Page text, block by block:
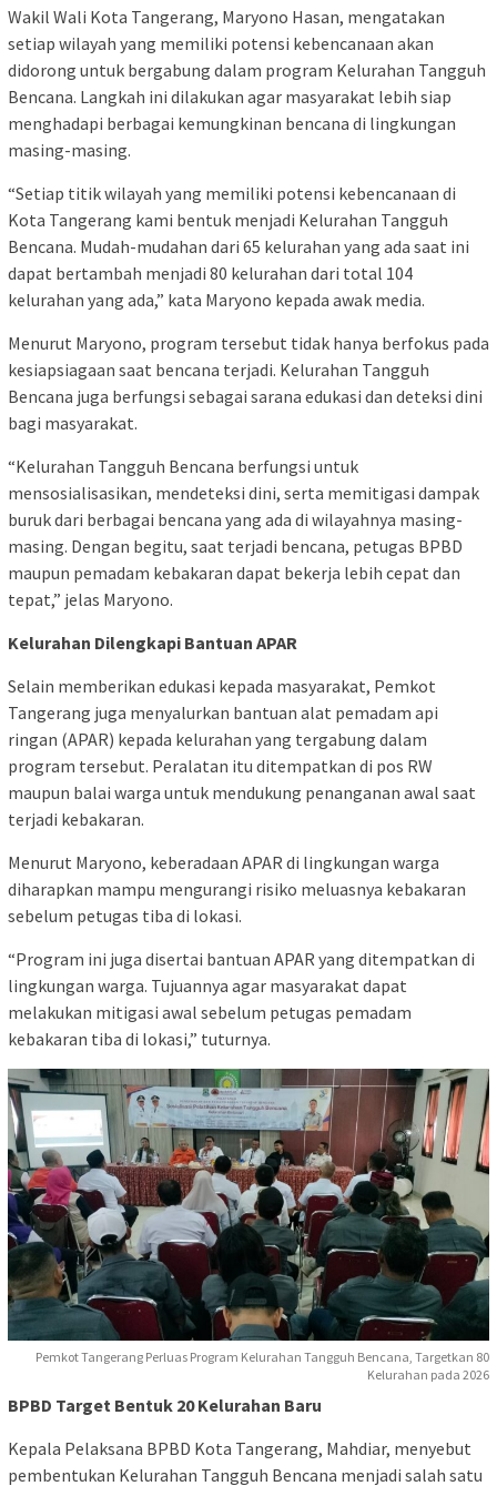
Wakil Wali Kota Tangerang, Maryono Hasan, mengatakan
setiap wilayah yang memiliki potensi kebencanaan akan
didorong untuk bergabung dalam program Kelurahan Tangguh
Bencana. Langkah ini dilakukan agar masyarakat lebih siap
menghadapi berbagai kemungkinan bencana di lingkungan
masing-masing.
“Setiap titik wilayah yang memiliki potensi kebencanaan di
Kota Tangerang kami bentuk menjadi Kelurahan Tangguh
Bencana. Mudah-mudahan dari 65 kelurahan yang ada saat ini
dapat bertambah menjadi 80 kelurahan dari total 104
kelurahan yang ada,” kata Maryono kepada awak media.
Menurut Maryono, program tersebut tidak hanya berfokus pada
kesiapsiagaan saat bencana terjadi. Kelurahan Tangguh
Bencana juga berfungsi sebagai sarana edukasi dan deteksi dini
bagi masyarakat.
“Kelurahan Tangguh Bencana berfungsi untuk
mensosialisasikan, mendeteksi dini, serta memitigasi dampak
buruk dari berbagai bencana yang ada di wilayahnya masing-
masing. Dengan begitu, saat terjadi bencana, petugas BPBD
maupun pemadam kebakaran dapat bekerja lebih cepat dan
tepat,” jelas Maryono.
Kelurahan Dilengkapi Bantuan APAR
Selain memberikan edukasi kepada masyarakat, Pemkot
Tangerang juga menyalurkan bantuan alat pemadam api
ringan (APAR) kepada kelurahan yang tergabung dalam
program tersebut. Peralatan itu ditempatkan di pos RW
maupun balai warga untuk mendukung penanganan awal saat
terjadi kebakaran.
Menurut Maryono, keberadaan APAR di lingkungan warga
diharapkan mampu mengurangi risiko meluasnya kebakaran
sebelum petugas tiba di lokasi.
“Program ini juga disertai bantuan APAR yang ditempatkan di
lingkungan warga. Tujuannya agar masyarakat dapat
melakukan mitigasi awal sebelum petugas pemadam
kebakaran tiba di lokasi,” tuturnya.
Pemkot Tangerang Perluas Program Kelurahan Tangguh Bencana, Targetkan 80
Kelurahan pada 2026
BPBD Target Bentuk 20 Kelurahan Baru
Kepala Pelaksana BPBD Kota Tangerang, Mahdiar, menyebut
pembentukan Kelurahan Tangguh Bencana menjadi salah satu